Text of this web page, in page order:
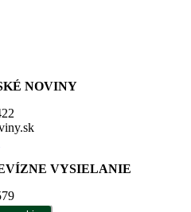
NOVINY
VYSIELANIE